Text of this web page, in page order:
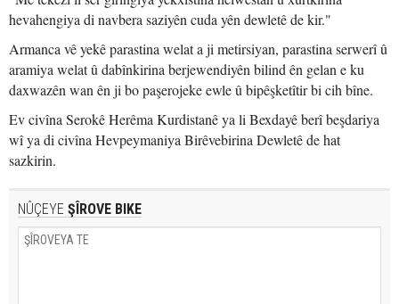
hevahengiya di navbera saziyên cuda yên dewletê de kir."
Armanca vê yekê parastina welat a ji metirsiyan, parastina serwerî û
aramiya welat û dabînkirina berjewendiyên bilind ên gelan e ku
daxwazên wan ên ji bo paşerojeke ewle û bipêşketîtir bi cih bîne.
Ev civîna Serokê Herêma Kurdistanê ya li Bexdayê berî beşdariya
wî ya di civîna Hevpeymaniya Birêvebirina Dewletê de hat
sazkirin.
NÛÇEYE ŞÎROVE BIKE